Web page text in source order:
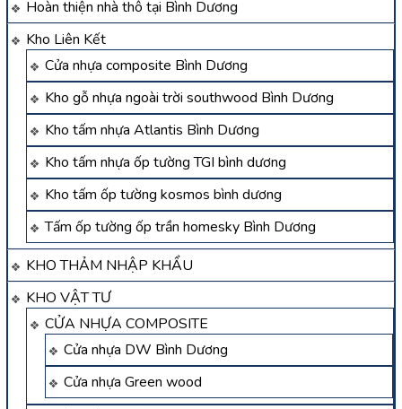
Hoàn thiện nhà thô tại Bình Dương
Kho Liên Kết
Cửa nhựa composite Bình Dương
Kho gỗ nhựa ngoài trời southwood Bình Dương
Kho tấm nhựa Atlantis Bình Dương
Kho tấm nhựa ốp tường TGI bình dương
Kho tấm ốp tường kosmos bình dương
Tấm ốp tường ốp trần homesky Bình Dương
KHO THẢM NHẬP KHẨU
KHO VẬT TƯ
CỬA NHỰA COMPOSITE
Cửa nhựa DW Bình Dương
Cửa nhựa Green wood